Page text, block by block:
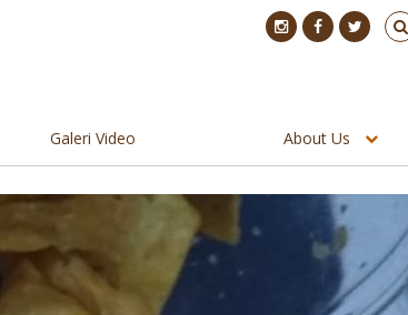
Galeri Video About Us